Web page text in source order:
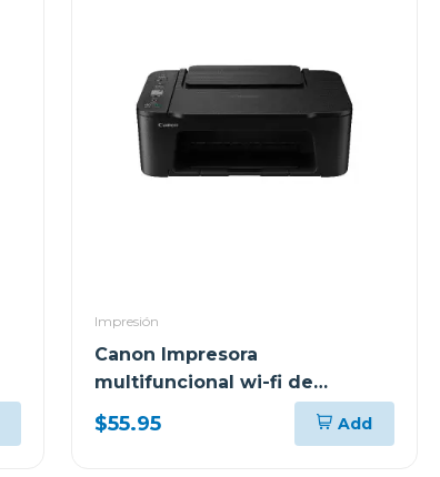
Impresión
Canon Impresora
multifuncional wi-fi de
cartuchos de tinta 3610
$55.95 Add